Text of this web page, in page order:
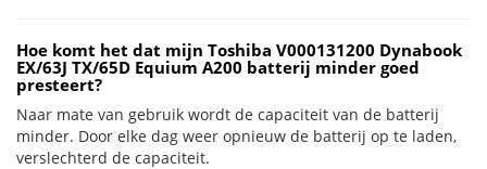
Hoe komt het dat mijn Toshiba V000131200 Dynabook
EX/63J TX/65D Equium A200 batterij minder goed
presteert?
Naar mate van gebruik wordt de capaciteit van de batterij
minder. Door elke dag weer opnieuw de batterij op te laden,
verslechterd de capaciteit.